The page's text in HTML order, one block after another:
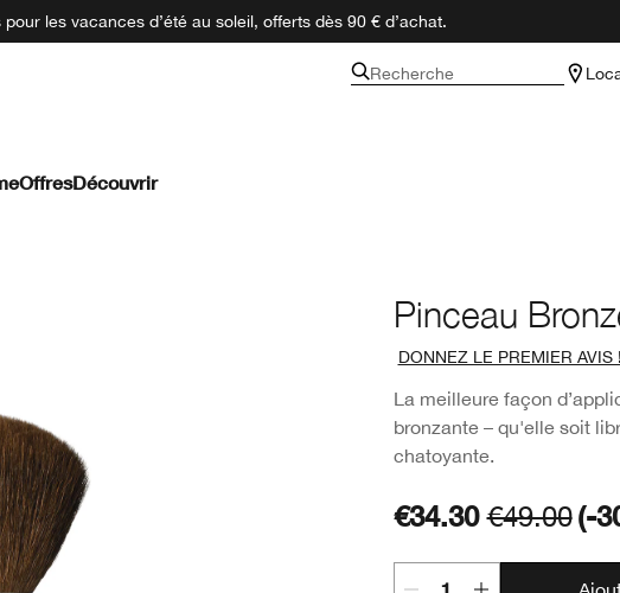
les vacances d’été au soleil, offerts dès 90 € d’achat.
Recherche
OffresDécouvrir
Pinceau
DONNEZ LE PREMIER AVIS !
La meilleure façon
bronzante – qu'elle soit
chatoyante.
€34.30€49.00(-